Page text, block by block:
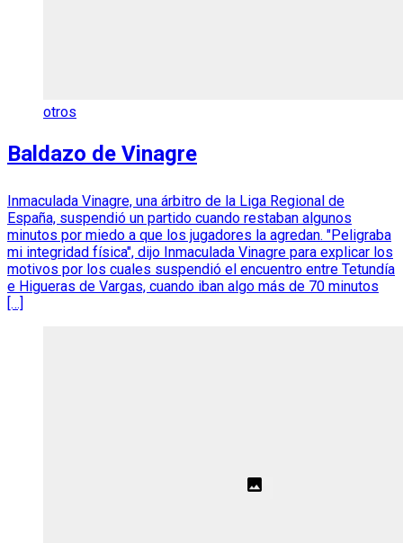
otros
Baldazo de Vinagre
Inmaculada Vinagre, una árbitro de la Liga Regional de
España, suspendió un partido cuando restaban algunos
minutos por miedo a que los jugadores la agredan. "Peligraba
mi integridad física", dijo Inmaculada Vinagre para explicar los
motivos por los cuales suspendió el encuentro entre Tetundía
e Higueras de Vargas, cuando iban algo más de 70 minutos
[…]